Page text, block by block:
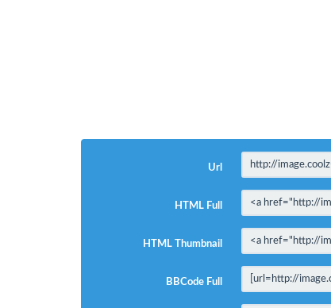
Url
HTML Full
HTML Thumbnail
BBCode Full